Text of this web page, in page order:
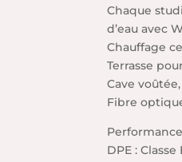
Chaque
d’eau avec
Chauffage
Terrasse
Cave
Fibre
DPE :